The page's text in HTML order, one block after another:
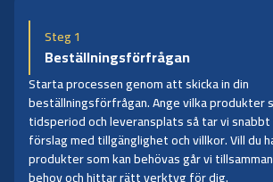
Steg 1
Beställningsförfrågan
Starta processen genom att skicka in din
beställningsförfrågan. Ange vilka produkter
tidsperiod och leveransplats så tar vi
förslag med tillgänglighet och villkor. Vill du
produkter som kan behövas går vi